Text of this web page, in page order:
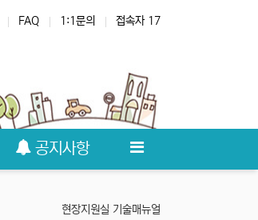
FAQ 1:1문의 접속자 17
공지사항
현장지원실 기술매뉴얼